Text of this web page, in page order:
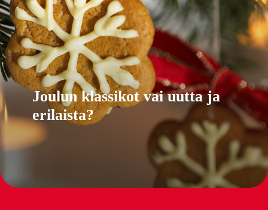
Joulun klassikot vai uutta ja
erilaista?